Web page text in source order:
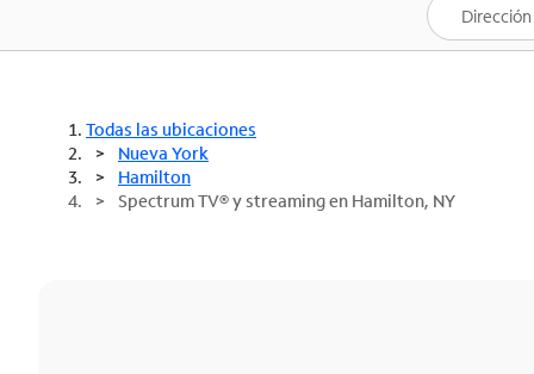
Spectrum One
Mejores ofertas
Planes
Todas las ubicaciones
Nueva York
Hamilton
Spectrum TV® y streaming en Hamilton, NY